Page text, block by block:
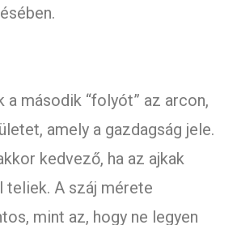
a második “folyót” az arcon,
amely a gazdagság jele.
kedvező, ha az ajkak
teliek. A száj mérete
mint az, hogy ne legyen